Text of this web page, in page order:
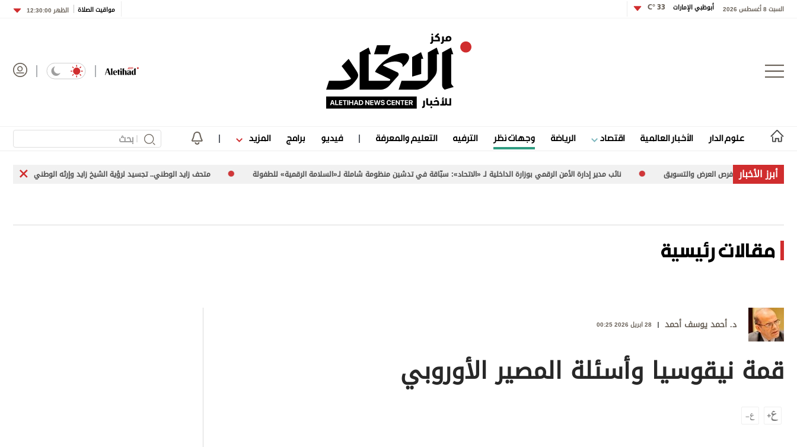
السبت 8 أغسطس 2026 أبوظبي الإمارات 33 °C مواقيت الصلاة الظهر 12:30:00
علوم الدار الأخبار العالمية اقتصاد الرياضة وجهات نظر الترفيه التعليم والمعرفة فيديو برامج المزيد
علوم الدار
الرياضة
التعليم والمعرفة
الذكاء الاصطناعي
فيديو
أبرز الأخبار
يعزّز فرص العرض والتسويق نائب مدير إدارة الأمن الرقمي بوزارة الداخلية لـ «الاتحاد»: سبّاقة في تدشين منظومة شاملة لـ«السلامة الرقمية» للطفولة متحف زايد الوطني.. تجسيد لرؤية الشيخ زايد وإرثه الوطني 1413 متعاملاً استفادوا من خدمات مركز «حياكم» في بلدية دبي
مقالات رئيسية
د. أحمد يوسف أحمد 28 ابريل 2026 00:25
قمة نيقوسيا وأسئلة المصير الأوروبي